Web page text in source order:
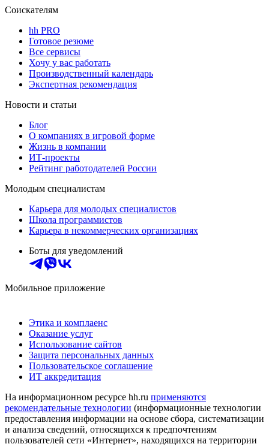
Соискателям
hh PRO
Готовое резюме
Все сервисы
Хочу у вас работать
Производственный календарь
Экспертная рекомендация
Новости и статьи
Блог
О компаниях в игровой форме
Жизнь в компании
ИТ-проекты
Рейтинг работодателей России
Молодым специалистам
Карьера для молодых специалистов
Школа программистов
Карьера в некоммерческих организациях
Боты для уведомлений
Мобильное приложение
Этика и комплаенс
Оказание услуг
Использование сайтов
Защита персональных данных
Пользовательское соглашение
ИТ аккредитация
На информационном ресурсе hh.ru применяются
рекомендательные технологии (информационные технологии
предоставления информации на основе сбора, систематизации
и анализа сведений, относящихся к предпочтениям
пользователей сети «Интернет», находящихся на территории